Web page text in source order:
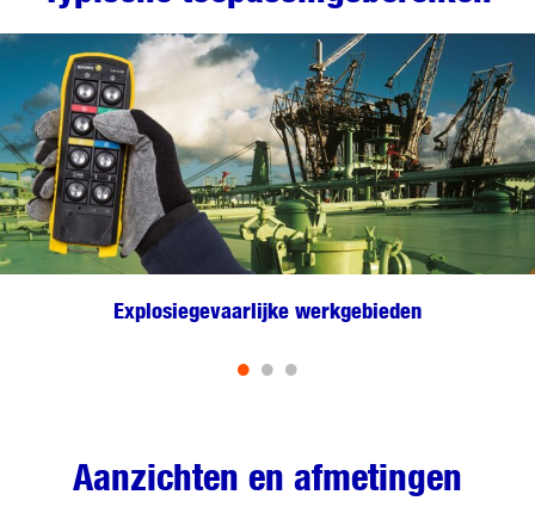
Explosiegevaarlijke werkgebieden
• • •
Aanzichten en afmetingen